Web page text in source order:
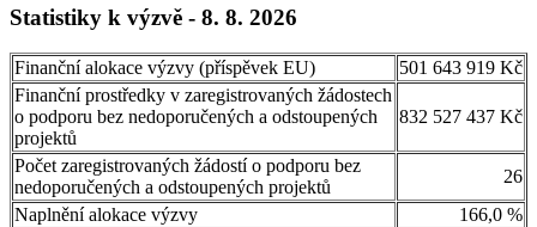
Statistiky k výzvě - 8. 8. 2026
Finanční alokace výzvy (příspěvek EU)
501 643 919 Kč
Finanční prostředky v zaregistrovaných žádostech
o podporu bez nedoporučených a odstoupených
projektů
832 527 437 Kč
Počet zaregistrovaných žádostí o podporu bez
nedoporučených a odstoupených projektů
26
Naplnění alokace výzvy
166,0 %